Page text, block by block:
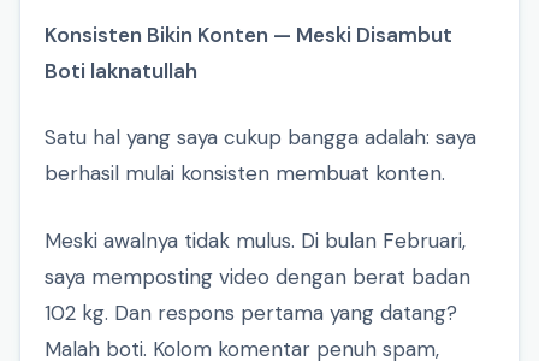
Konsisten Bikin Konten — Meski Disambut
Boti laknatullah
Satu hal yang saya cukup bangga adalah: saya
berhasil mulai konsisten membuat konten.
Meski awalnya tidak mulus. Di bulan Februari,
saya memposting video dengan berat badan
102 kg. Dan respons pertama yang datang?
Malah boti. Kolom komentar penuh spam,